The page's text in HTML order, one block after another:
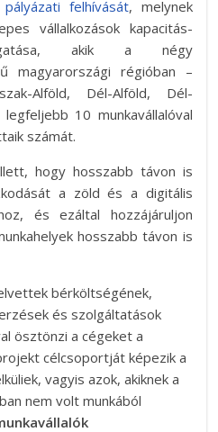
felhívását, melynek
vállalkozások kapacitás-
akik a négy
magyarországi régióban –
Alföld, Dél-Alföld, Dél-
10 munkavállalóval
számát.
hogy hosszabb távon is
a zöld és a digitális
és ezáltal hozzájáruljon
hosszabb távon is
bérköltségének,
és szolgáltatások
ösztönzi a cégeket a
célcsoportját képezik a
vagyis azok, akiknek a
nem volt munkából